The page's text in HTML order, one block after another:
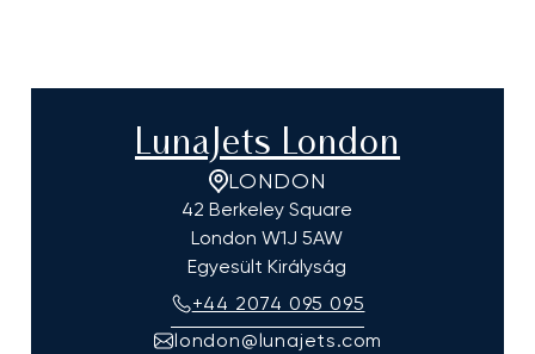
LunaJets London
LONDON
42 Berkeley Square
London W1J 5AW
Egyesült Királyság
+44 2074 095 095
london@lunajets.com